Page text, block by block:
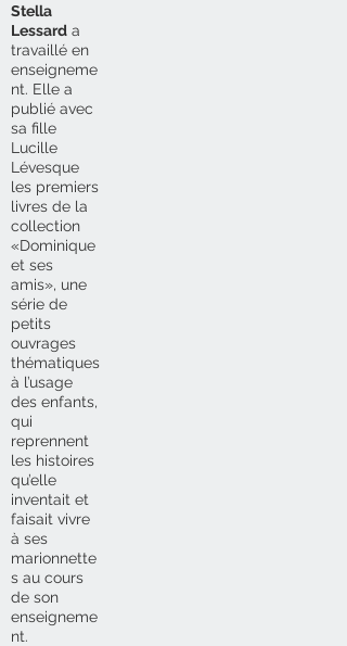
Stella
Lessard a
travaillé en
enseigneme
nt. Elle a
publié avec
sa fille
Lucille
Lévesque
les premiers
livres de la
collection
«Dominique
et ses
amis», une
série de
petits
ouvrages
thématiques
à l’usage
des enfants,
qui
reprennent
les histoires
qu’elle
inventait et
faisait vivre
à ses
marionnette
s au cours
de son
enseigneme
nt.